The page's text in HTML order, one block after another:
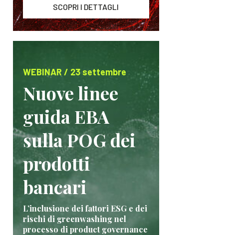
SCOPRI I DETTAGLI
WEBINAR / 23 settembre
Nuove linee
guida EBA
sulla POG dei
prodotti
bancari
L’inclusione dei fattori ESG e dei
rischi di greenwashing nel
processo di product governance